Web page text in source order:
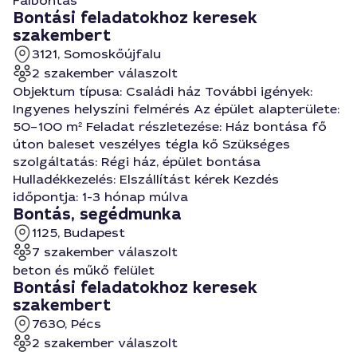
Bontási feladatokhoz keresek
szakembert
3121, Somoskőújfalu
2 szakember válaszolt
Objektum típusa: Családi ház További igények:
Ingyenes helyszíni felmérés Az épület alapterülete:
50–100 m² Feladat részletezése: Ház bontása fő
úton baleset veszélyes tégla kő Szükséges
szolgáltatás: Régi ház, épület bontása
Hulladékkezelés: Elszállítást kérek Kezdés
időpontja: 1-3 hónap múlva
Bontás, segédmunka
1125, Budapest
7 szakember válaszolt
beton és műkő felület
Bontási feladatokhoz keresek
szakembert
7630, Pécs
2 szakember válaszolt